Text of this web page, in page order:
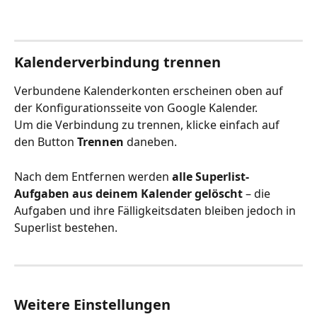
Kalenderverbindung trennen
Verbundene Kalenderkonten erscheinen oben auf
der Konfigurationsseite von Google Kalender.
Um die Verbindung zu trennen, klicke einfach auf
den Button Trennen daneben.
Nach dem Entfernen werden alle Superlist-
Aufgaben aus deinem Kalender gelöscht – die
Aufgaben und ihre Fälligkeitsdaten bleiben jedoch in
Superlist bestehen.
Weitere Einstellungen